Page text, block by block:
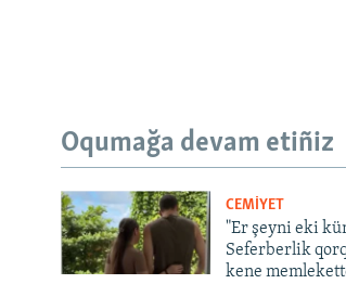
Oqumağa devam etiñiz
CEMİYET
"Er şeyni eki
Seferberlik
kene